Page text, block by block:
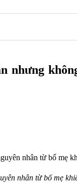
nhưng
nhân từ bố mẹ